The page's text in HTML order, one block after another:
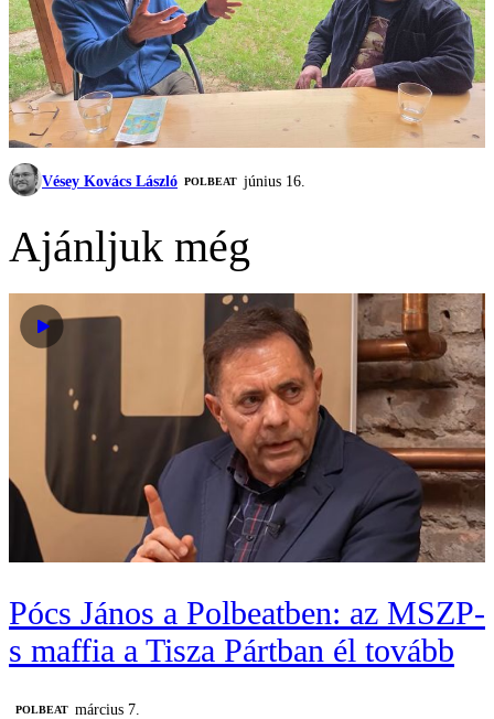
Vésey Kovács László ‎POLBEAT június 16.
Ajánljuk még
Pócs János a Polbeatben: az MSZP-
s maffia a Tisza Pártban él tovább
‎POLBEAT március 7.